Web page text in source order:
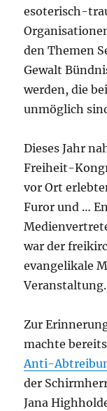
esoterisch-
den Themen
Gewalt
werden, die
unmöglich
Dieses Jahr
Freiheit-
vor Ort
Furor und …
war der
evangelikale
Veranstaltung.
Zur
machte
Anti-
der
Jana